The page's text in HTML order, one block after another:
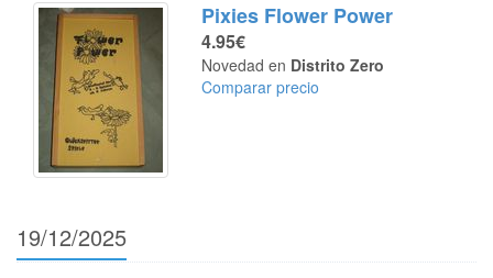
Pixies Flower Power
4.95€
Novedad en Distrito Zero
Comparar precio
19/12/2025